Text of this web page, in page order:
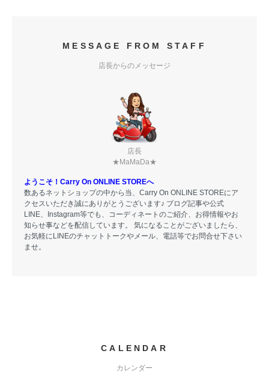
MESSAGE FROM STAFF
店長からのメッセージ
店長
★MaMaDa★
ようこそ！Carry On ONLINE STOREへ
数あるネットショップの中から当、Carry On ONLINE STOREにア
クセスいただき誠にありがとうございます♪ ブログ記事や公式
LINE、Instagram等でも、コーディネートのご紹介、お得情報やお
知らせ事などを配信しています。 気になることがございましたら、
お気軽にLINEのチャットトークやメール、電話等でお問合せ下さい
ませ。
CALENDAR
カレンダー